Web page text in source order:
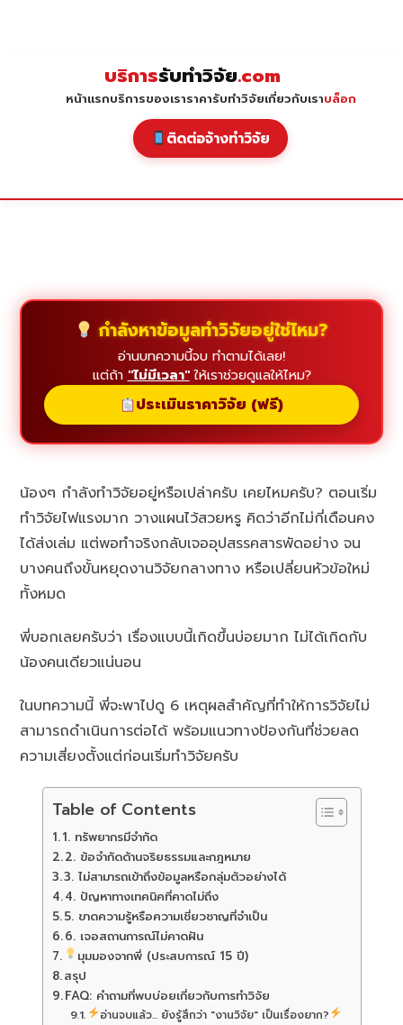
บริการรับทำวิจัย.com
หน้าแรกบริการของเราราคารับทำวิจัยเกี่ยวกับเราบล็อก
ติดต่อจ้างทำวิจัย
กำลังหาข้อมูลทำวิจัยอยู่ใช่ไหม?
อ่านบทความนี้จบ ทำตามได้เลย!
แต่ถ้า "ไม่มีเวลา"ให้เราช่วยดูแลให้ไหม?
ประเมินราคาวิจัย (ฟรี)
น้องๆ กำลังทำวิจัยอยู่หรือเปล่าครับ เคยไหมครับ? ตอนเริ่ม
ทำวิจัยไฟแรงมาก วางแผนไว้สวยหรู คิดว่าอีกไม่กี่เดือนคง
ได้ส่งเล่ม แต่พอทำจริงกลับเจออุปสรรคสารพัดอย่าง จน
บางคนถึงขั้นหยุดงานวิจัยกลางทาง หรือเปลี่ยนหัวข้อใหม่
ทั้งหมด
พี่บอกเลยครับว่า เรื่องแบบนี้เกิดขึ้นบ่อยมาก ไม่ได้เกิดกับ
น้องคนเดียวแน่นอน
ในบทความนี้ พี่จะพาไปดู 6 เหตุผลสำคัญที่ทำให้การวิจัยไม่
สามารถดำเนินการต่อได้ พร้อมแนวทางป้องกันที่ช่วยลด
ความเสี่ยงตั้งแต่ก่อนเริ่มทำวิจัยครับ
Table of Contents
1. ทรัพยากรมีจำกัด
2. ข้อจำกัดด้านจริยธรรมและกฎหมาย
3. ไม่สามารถเข้าถึงข้อมูลหรือกลุ่มตัวอย่างได้
4. ปัญหาทางเทคนิคที่คาดไม่ถึง
5. ขาดความรู้หรือความเชี่ยวชาญที่จำเป็น
6. เจอสถานการณ์ไม่คาดฝัน
มุมมองจากพี่ (ประสบการณ์ 15 ปี)
สรุป
FAQ: คำถามที่พบบ่อยเกี่ยวกับการทำวิจัย
อ่านจบแล้ว... ยังรู้สึกว่า "งานวิจัย" เป็นเรื่องยาก?